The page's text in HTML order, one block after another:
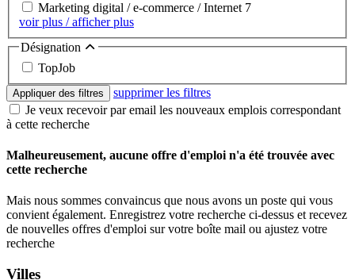
Marketing digital / e-commerce / Internet 7
voir plus / afficher plus
Désignation
TopJob
Appliquer des filtres
supprimer les filtres
Je veux recevoir par email les nouveaux emplois correspondant
à cette recherche
Malheureusement, aucune offre d'emploi n'a été trouvée avec
cette recherche
Mais nous sommes convaincus que nous avons un poste qui vous
convient également. Enregistrez votre recherche ci-dessus et recevez
de nouvelles offres d'emploi sur votre boîte mail ou ajustez votre
recherche
Villes